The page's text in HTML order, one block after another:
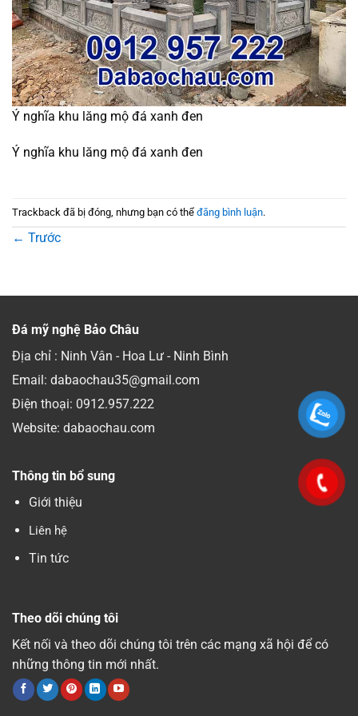
Ý nghĩa khu lăng mộ đá xanh đen
Ý nghĩa khu lăng mộ đá xanh đen
Trackback đã bị đóng, nhưng bạn có thể đăng bình luận.
← Trước
Đá mỹ nghệ Bảo Châu
Địa chỉ : Ninh Vân - Hoa Lư - Ninh Bình
Email: dabaochau35@gmail.com
Điện thoại: 0912.957.222
Website: dabaochau.com
Thông tin bổ sung
Giới thiệu
Liên hệ
Tin tức
Theo dõi chúng tôi
Kết nối và theo dõi chúng tôi trên các mạng xã hội để có
những thông tin mới nhất.